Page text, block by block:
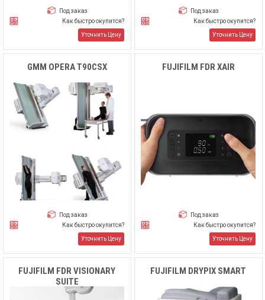
Под заказ
Как быстро окупится?
Уточнить Цену
Под заказ
Как быстро окупится?
Уточнить Цену
GMM OPERA T90CSX
Под заказ
Как быстро окупится?
Уточнить Цену
FUJIFILM FDR XAIR
Под заказ
Как быстро окупится?
Уточнить Цену
FUJIFILM FDR VISIONARY
SUITE
FUJIFILM DRYPIX SMART